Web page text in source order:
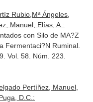
Rubio,Mª Ángeles,
Manuel, Elías, A.:
con Silo de MA?Z
Fermentaci?N Ruminal.
Vol. 58. Núm. 223.
Pertíñez, Manuel,
D.C.: